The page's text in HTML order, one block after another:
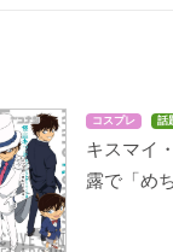
コスプレ 話
キスマイ
露で「め